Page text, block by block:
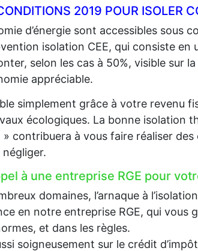
2019 POUR ISOLER
d’énergie sont accessibles sous
isolation CEE, qui consiste en
selon les cas à 50%, visible sur
appréciable.
simplement grâce à votre revenu
écologiques. La bonne isolation
contribuera à vous faire réaliser
négliger.
à une entreprise RGE pour
domaines, l’arnaque à
en notre entreprise RGE, qui vous
et dans les règles.
soigneusement sur le crédit